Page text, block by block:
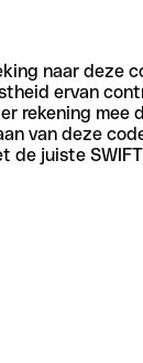
naar deze
ervan
rekening mee
van deze
de juiste